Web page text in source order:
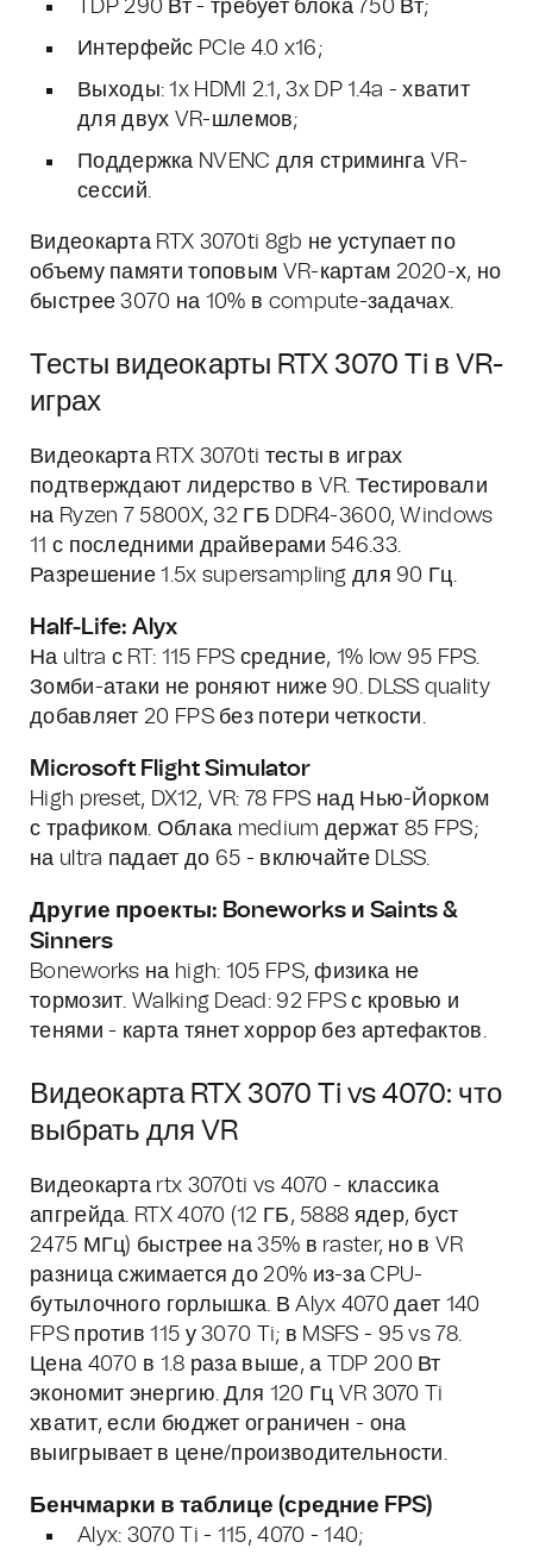
TDP 290 Вт - требует блока 750 Вт;
Интерфейс PCIe 4.0 x16;
Выходы: 1x HDMI 2.1, 3x DP 1.4a - хватит
для двух VR-шлемов;
Поддержка NVENC для стриминга VR-
сессий.
Видеокарта RTX 3070ti 8gb не уступает по
объему памяти топовым VR-картам 2020-х, но
быстрее 3070 на 10% в compute-задачах.
Тесты видеокарты RTX 3070 Ti в VR-
играх
Видеокарта RTX 3070ti тесты в играх
подтверждают лидерство в VR. Тестировали
на Ryzen 7 5800X, 32 ГБ DDR4-3600, Windows
11 с последними драйверами 546.33.
Разрешение 1.5x supersampling для 90 Гц.
Half-Life: Alyx
На ultra с RT: 115 FPS средние, 1% low 95 FPS.
Зомби-атаки не роняют ниже 90. DLSS quality
добавляет 20 FPS без потери четкости.
Microsoft Flight Simulator
High preset, DX12, VR: 78 FPS над Нью-Йорком
с трафиком. Облака medium держат 85 FPS;
на ultra падает до 65 - включайте DLSS.
Другие проекты: Boneworks и Saints &
Sinners
Boneworks на high: 105 FPS, физика не
тормозит. Walking Dead: 92 FPS с кровью и
тенями - карта тянет хоррор без артефактов.
Видеокарта RTX 3070 Ti vs 4070: что
выбрать для VR
Видеокарта rtx 3070ti vs 4070 - классика
апгрейда. RTX 4070 (12 ГБ, 5888 ядер, буст
2475 МГц) быстрее на 35% в raster, но в VR
разница сжимается до 20% из-за CPU-
бутылочного горлышка. В Alyx 4070 дает 140
FPS против 115 у 3070 Ti; в MSFS - 95 vs 78.
Цена 4070 в 1.8 раза выше, а TDP 200 Вт
экономит энергию. Для 120 Гц VR 3070 Ti
хватит, если бюджет ограничен - она
выигрывает в цене/производительности.
Бенчмарки в таблице (средние FPS)
Alyx: 3070 Ti - 115, 4070 - 140;